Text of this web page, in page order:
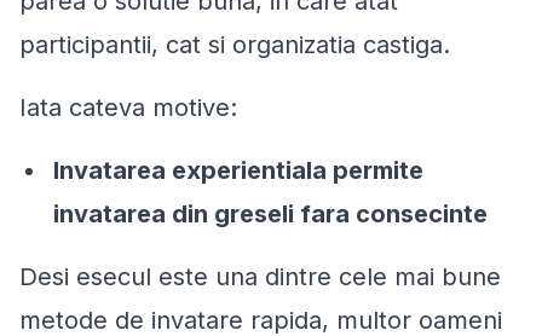
participantii, cat si organizatia castiga.
Iata cateva motive:
Invatarea experientiala permite
invatarea din greseli fara consecinte
Desi esecul este una dintre cele mai bune
metode de invatare rapida, multor oameni